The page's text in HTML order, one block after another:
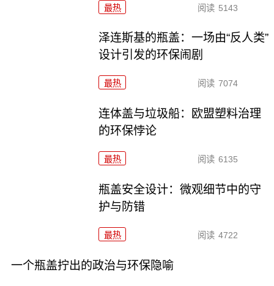
最热 阅读 5143
泽连斯基的瓶盖：一场由“反人类”
设计引发的环保闹剧
最热 阅读 7074
连体盖与垃圾船：欧盟塑料治理
的环保悖论
最热 阅读 6135
瓶盖安全设计：微观细节中的守
护与防错
最热 阅读 4722
一个瓶盖拧出的政治与环保隐喻